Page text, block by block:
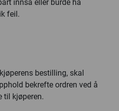
innså eller burde ha
feil.
bestilling, skal
bekrefte ordren ved å
til kjøperen.